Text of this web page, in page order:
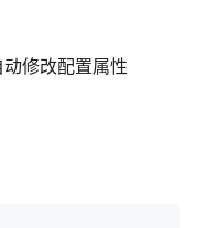
动修改配置属性